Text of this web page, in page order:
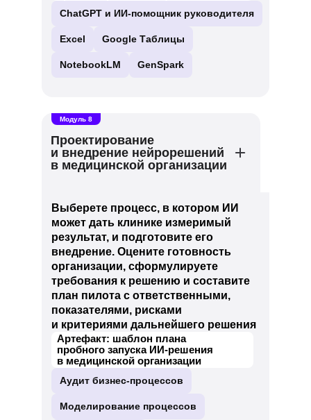
ChatGPT и ИИ-помощник руководителя
Excel Google Таблицы
NotebookLM GenSpark
Проектирование
и внедрение нейрорешений
в медицинской организации
Модуль 8
Выберете процесс, в котором ИИ
может дать клинике измеримый
результат, и подготовите его
внедрение. Оцените готовность
организации, сформулируете
требования к решению и составите
план пилота с ответственными,
показателями, рисками
и критериями дальнейшего решения
Артефакт: шаблон плана
пробного запуска ИИ-решения
в медицинской организации
Аудит бизнес-процессов
Моделирование процессов